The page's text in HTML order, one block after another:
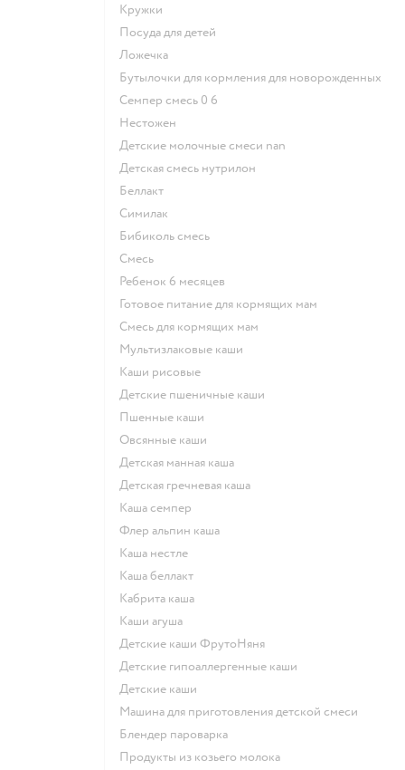
кружки
посуда для детей
ложечка
бутылочки для кормления для новорожденных
семпер смесь 0 6
нестожен
Детские молочные смеси nan
детская смесь нутрилон
беллакт
симилак
бибиколь смесь
смесь
ребенок 6 месяцев
готовое питание для кормящих мам
смесь для кормящих мам
Мультизлаковые каши
Каши рисовые
Детские пшеничные каши
Пшенные каши
овсянные каши
детская манная каша
детская гречневая каша
каша семпер
флер альпин каша
каша нестле
каша беллакт
кабрита каша
каши агуша
Детские каши ФрутоНяня
Детские гипоаллергенные каши
детские каши
машина для приготовления детской смеси
блендер пароварка
продукты из козьего молока